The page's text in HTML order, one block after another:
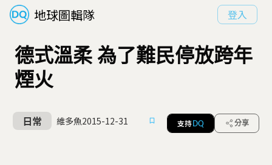
地球圖輯隊 登入
德式溫柔 為了難民停放跨年
煙火
日常 維多魚2015-12-31 支持 DQ 分享